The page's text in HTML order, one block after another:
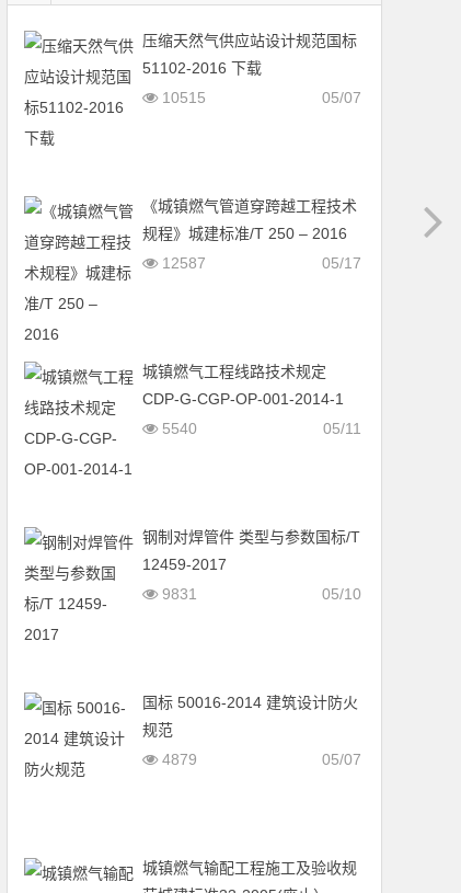
压缩天然气供应站设计规范国标
51102-2016 下载
05/07
10515
《城镇燃气管道穿跨越工程技术
规程》城建标准/T 250 – 2016
05/17
12587
城镇燃气工程线路技术规定
CDP-G-CGP-OP-001-2014-1
05/11
5540
钢制对焊管件 类型与参数国标/T
12459-2017
05/10
9831
国标 50016-2014 建筑设计防火
规范
05/07
4879
城镇燃气输配工程施工及验收规